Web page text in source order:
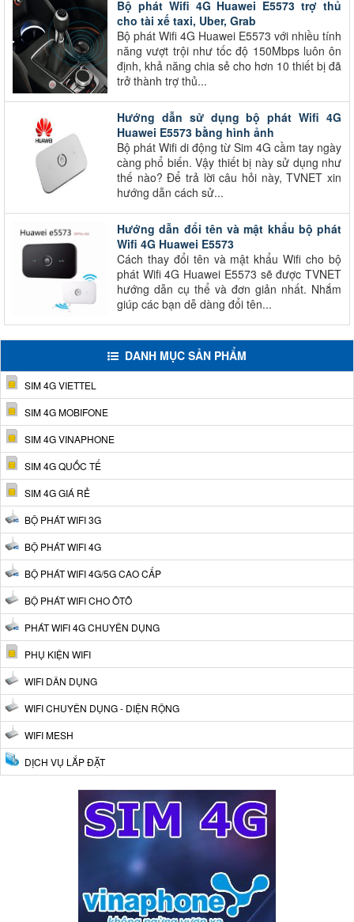
Bộ phát Wifi 4G Huawei E5573 trợ thủ
cho tài xế taxi, Uber, Grab
Bộ phát Wifi 4G Huawei E5573 với nhiều tính
năng vượt trội như tốc độ 150Mbps luôn ôn
định, khả năng chia sẻ cho hơn 10 thiết bị đã
trở thành trợ thủ...
Hướng dẫn sử dụng bộ phát Wifi 4G
Huawei E5573 bằng hình ảnh
Bộ phát Wifi di động từ Sim 4G cầm tay ngày
càng phổ biến. Vậy thiết bị này sử dụng như
thế nào? Để trả lời câu hỏi này, TVNET xin
hướng dẫn cách sử...
Hướng dẫn đổi tên và mật khẩu bộ phát
Wifi 4G Huawei E5573
Cách thay đổi tên và mật khẩu Wifi cho bộ
phát Wifi 4G Huawei E5573 sẽ được TVNET
hướng dẫn cụ thể và đơn giản nhất. Nhắm
giúp các bạn dễ dàng đổi tên...
DANH MỤC SẢN PHẨM
SIM 4G VIETTEL
SIM 4G MOBIFONE
SIM 4G VINAPHONE
SIM 4G QUỐC TẾ
SIM 4G GIÁ RẺ
BỘ PHÁT WIFI 3G
BỘ PHÁT WIFI 4G
BỘ PHÁT WIFI 4G/5G CAO CẤP
BỘ PHÁT WIFI CHO ÔTÔ
PHÁT WIFI 4G CHUYÊN DỤNG
PHỤ KIỆN WIFI
WIFI DÂN DỤNG
WIFI CHUYÊN DỤNG - DIỆN RỘNG
WIFI MESH
DỊCH VỤ LẮP ĐẶT